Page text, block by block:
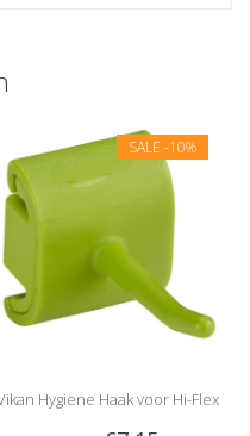
SALE -10%
Hygiene Haak voor Hi-Flex